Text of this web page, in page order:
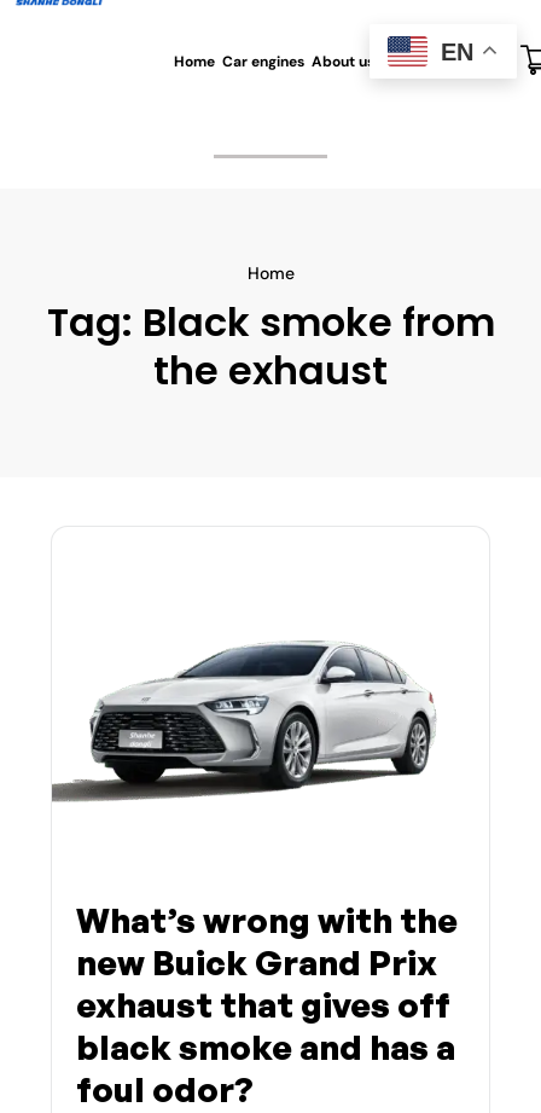
Home Car engines About us All blog Contact us
Home
Tag: Black smoke from
the exhaust
What’s wrong with the
new Buick Grand Prix
exhaust that gives off
black smoke and has a
foul odor?
EN